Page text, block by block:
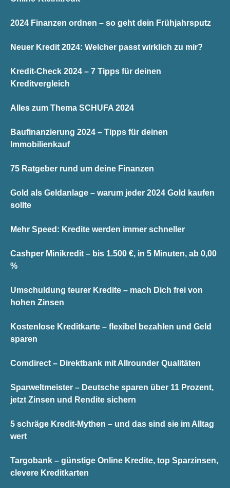
2024 Finanzen ordnen – so geht dein Frühjahrsputz
Neuer Kredit 2024: Welcher passt wirklich zu mir?
Kredit-Check 2024 – 7 Tipps für deinen
Kreditvergleich
Alles zum Thema SCHUFA 2024
Baufinanzierung 2024 – Tipps für deinen
Immobilienkauf
75 Ratgeber rund um deine Finanzen
Gold als Geldanlage – warum jeder 2024 Gold kaufen
sollte
Mehr Speed: Kredite werden immer schneller
Cashper Minikredit – bis 1.500 €, in 5 Minuten, ab 0,00
%
Umschuldung teurer Kredite – mach Dich frei von
hohen Zinsen
Kostenlose Kreditkarte – flexibel bezahlen und Geld
sparen
Comdirect – Direktbank mit Allrounder Qualitäten
Sparweltmeister – Deutsche sparen über 11 Prozent,
jetzt Zinsen und Rendite sichern
5 schräge Kredit-Mythen – und das sind sie im Alltag
wert
Targobank – günstige Online Kredite, top Sparzinsen,
clevere Kreditkarten